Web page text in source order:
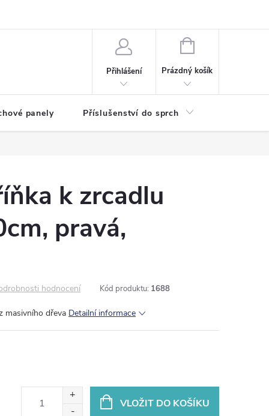
Přihlášení
NÁKUPNÍ
Prázdný košík
panely Příslušenství do sprch
k zrcadlu
pravá,
hodnocení Kód produktu: 1688
masivního dřeva Detailní informace
VLOŽIT DO KOŠÍKU